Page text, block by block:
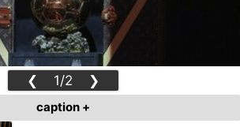
❮ 1/2 ❯
caption +